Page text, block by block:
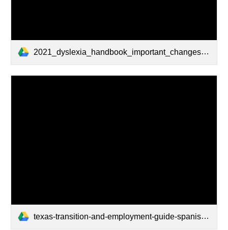
2021_dyslexia_handbook_important_changes_for_families_spanish (1).pdf
texas-transition-and-employment-guide-spanish (1).pdf